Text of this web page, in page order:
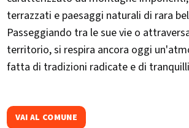
terrazzati e paesaggi naturali di rara
Passeggiando tra le sue vie o
territorio, si respira ancora oggi
fatta di tradizioni radicate e di
VAI AL COMUNE